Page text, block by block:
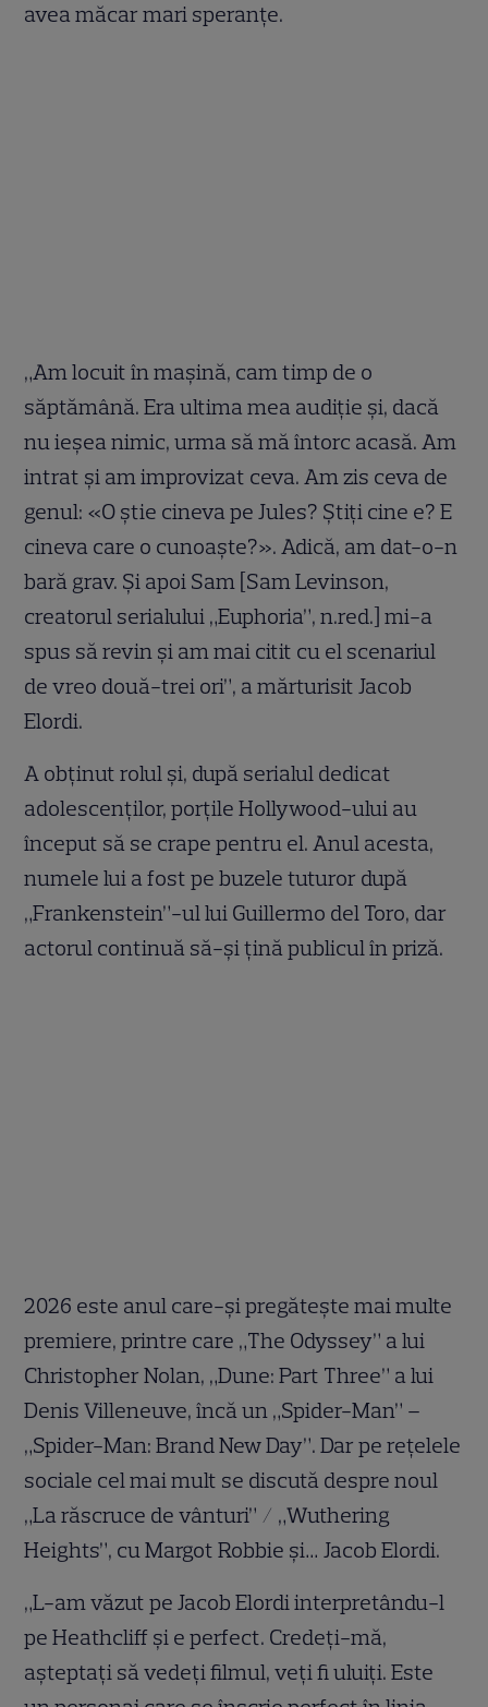
avea măcar mari speranțe.
„Am locuit în mașină, cam timp de o
săptămână. Era ultima mea audiție și, dacă
nu ieșea nimic, urma să mă întorc acasă. Am
intrat și am improvizat ceva. Am zis ceva de
genul: «O știe cineva pe Jules? Știți cine e? E
cineva care o cunoaște?». Adică, am dat-o-n
bară grav. Și apoi Sam [Sam Levinson,
creatorul serialului „Euphoria”, n.red.] mi-a
spus să revin și am mai citit cu el scenariul
de vreo două-trei ori”, a mărturisit Jacob
Elordi.
A obținut rolul și, după serialul dedicat
adolescenților, porțile Hollywood-ului au
început să se crape pentru el. Anul acesta,
numele lui a fost pe buzele tuturor după
„Frankenstein”-ul lui Guillermo del Toro, dar
actorul continuă să-și țină publicul în priză.
2026 este anul care-și pregătește mai multe
premiere, printre care „The Odyssey” a lui
Christopher Nolan, „Dune: Part Three” a lui
Denis Villeneuve, încă un „Spider-Man” –
„Spider-Man: Brand New Day”. Dar pe rețelele
sociale cel mai mult se discută despre noul
„La răscruce de vânturi” / „Wuthering
Heights”, cu Margot Robbie și… Jacob Elordi.
„L-am văzut pe Jacob Elordi interpretându-l
pe Heathcliff și e perfect. Credeți-mă,
așteptați să vedeți filmul, veți fi uluiți. Este